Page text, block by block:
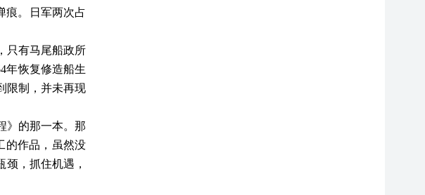
痕。日军两次占
只有马尾船政所
年恢复修造船生
限制，并未再现
》的那一本。那
的作品，虽然没
，抓住机遇，